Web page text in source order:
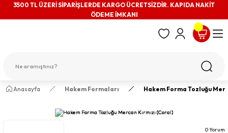
3500 TL ÜZERİ SİPARİŞLERDE KARGO ÜCRETSİZDİR. KAPIDA NAKİT
ÖDEME İMKANI
Anasayfa Hakem Formaları Hakem Forma Tozluğu
0 Yorum